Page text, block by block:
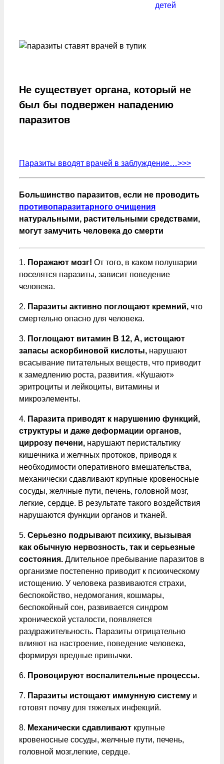
детей
Не существует органа, который не
был бы подвержен нападению
паразитов
Паразиты вводят врачей в заблуждение…>>>
Большинство паразитов, если не проводить
противопаразитарного очищения
натуральными, растительными средствами,
могут замучить человека до смерти
1. Поражают мозг! От того, в каком полушарии
поселятся паразиты, зависит поведение
человека.
2. Паразиты активно поглощают кремний, что
смертельно опасно для человека.
3. Поглощают витамин В 12, А, истощают
запасы аскорбиновой кислоты, нарушают
всасывание питательных веществ, что приводит
к замедлению роста, развития. «Кушают»
эритроциты и лейкоциты, витамины и
микроэлементы.
4. Паразита приводят к нарушению функций,
структуры и даже деформации органов,
циррозу печени, нарушают перистальтику
кишечника и желчных протоков, приводя к
необходимости оперативного вмешательства,
механически сдавливают крупные кровеносные
сосуды, желчные пути, печень, головной мозг,
легкие, сердце. В результате такого воздействия
нарушаются функции органов и тканей.
5. Серьезно подрывают психику, вызывая
как обычную нервозность, так и серьезные
состояния. Длительное пребывание паразитов в
организме постепенно приводит к психическому
истощению. У человека развиваются страхи,
беспокойство, недомогания, кошмары,
беспокойный сон, развивается синдром
хронической усталости, появляется
раздражительность. Паразиты отрицательно
влияют на настроение, поведение человека,
формируя вредные привычки.
6. Провоцируют воспалительные процессы.
7. Паразиты истощают иммунную систему и
готовят почву для тяжелых инфекций.
8. Механически сдавливают крупные
кровеносные сосуды, желчные пути, печень,
головной мозг,легкие, сердце.